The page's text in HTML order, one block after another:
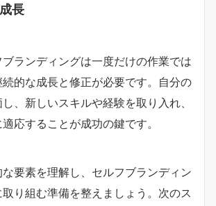
長
ランディングは一度だけの作業では
的な成長と修正が必要です。自分の
、新しいスキルや経験を取り入れ、
応することが成功の鍵です。
要素を理解し、セルフブランディン
り組む準備を整えましょう。次のス